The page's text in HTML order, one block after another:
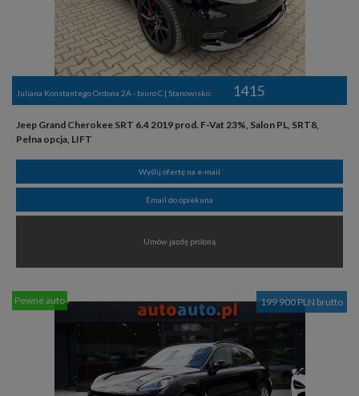
Juliana Konstantego Ordona 2A - biuro C | Stanowisko: 1415
Jeep Grand Cherokee SRT 6.4 2019 prod. F-Vat 23%, Salon PL, SRT8,
Pełna opcja, LIFT
Wyślij ofertę na e-mail
Email do opiekuna
Umów jazdę próbną
199 900 PLN brutto
Pewne auto